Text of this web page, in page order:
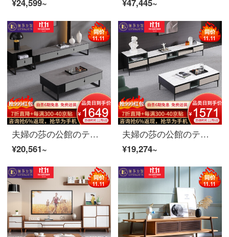
¥24,599~
¥47,445~
夫婦の莎の公館のテレビの箱北欧の軽奢なテレビの箱のお茶の組み合わせのスーツの近代的な客間の簡単な岩板の物置きの逸品の家具の岩板のテレビの箱の2.0 mテレビの箱
¥20,561~
夫婦の莎の公館のテレビの箱の北欧の軽奢なテレビの箱のお茶の何組のスーツの客間のイタリアの極簡の岩板の食器棚の逸品の家具の2.0 m岩板のテレビの箱のテレビの箱の箱
¥19,274~